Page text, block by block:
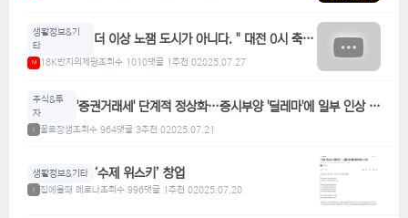
생활정보&기
타
더 이상 노잼 도시가 아니다. " 대전 0시 축
M 18K반지의제왕조회수 1010댓글 1추천 02025.07.27
주식&투
자
'증권거래세' 단계적 정상화…증시부양 '딜레마'에 일부 인상 검
1 꿀로장생조회수 964댓글 3추천 02025.07.21
생활정보&기타 ‘수제 위스키’ 창업
1 집에올때 메로나조회수 996댓글 1추천 02025.07.20